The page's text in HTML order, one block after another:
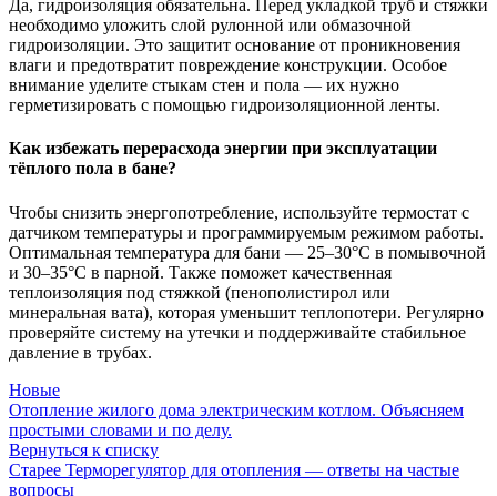
Да, гидроизоляция обязательна. Перед укладкой труб и стяжки
необходимо уложить слой рулонной или обмазочной
гидроизоляции. Это защитит основание от проникновения
влаги и предотвратит повреждение конструкции. Особое
внимание уделите стыкам стен и пола — их нужно
герметизировать с помощью гидроизоляционной ленты.
Как избежать перерасхода энергии при эксплуатации
тёплого пола в бане?
Чтобы снизить энергопотребление, используйте термостат с
датчиком температуры и программируемым режимом работы.
Оптимальная температура для бани — 25–30°C в помывочной
и 30–35°C в парной. Также поможет качественная
теплоизоляция под стяжкой (пенополистирол или
минеральная вата), которая уменьшит теплопотери. Регулярно
проверяйте систему на утечки и поддерживайте стабильное
давление в трубах.
Новые
Отопление жилого дома электрическим котлом. Объясняем
простыми словами и по делу.
Вернуться к списку
Старее Терморегулятор для отопления — ответы на частые
вопросы